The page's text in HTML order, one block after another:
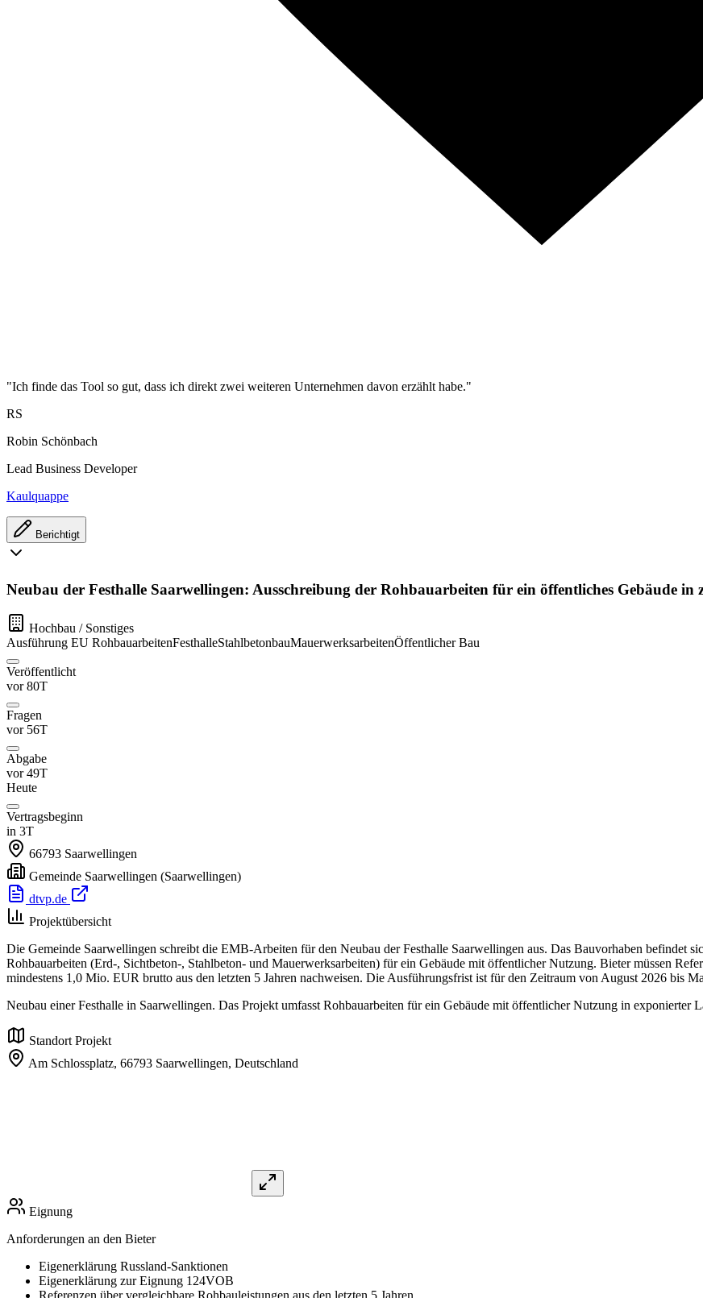
"Ich finde das Tool so gut, dass ich direkt zwei weiteren Unternehmen davon erzählt habe."
RS
Robin Schönbach
Lead Business Developer
Kaulquappe
Berichtigt
Neubau der Festhalle Saarwellingen: Ausschreibung der Rohbauarbeiten für ein öffentliches Gebäude in
Hochbau / Sonstiges
Ausführung EU RohbauarbeitenFesthalleStahlbetonbauMauerwerksarbeitenÖffentlicher Bau
Veröffentlicht
vor 80T
Fragen
vor 56T
Abgabe
vor 49T
Heute
Vertragsbeginn
in 3T
66793 Saarwellingen
Gemeinde Saarwellingen (Saarwellingen)
dtvp.de
Projektübersicht
Die Gemeinde Saarwellingen schreibt die EMB-Arbeiten für den Neubau der Festhalle Saarwellingen aus. Das Bauvorhaben befindet
Rohbauarbeiten (Erd-, Sichtbeton-, Stahlbeton- und Mauerwerksarbeiten) für ein Gebäude mit öffentlicher Nutzung. Bieter müssen
mindestens 1,0 Mio. EUR brutto aus den letzten 5 Jahren nachweisen. Die Ausführungsfrist ist für den Zeitraum von August 2026 bis
Neubau einer Festhalle in Saarwellingen. Das Projekt umfasst Rohbauarbeiten für ein Gebäude mit öffentlicher Nutzung in exponierter
Standort Projekt
Am Schlossplatz, 66793 Saarwellingen, Deutschland
Eignung
Anforderungen an den Bieter
Eigenerklärung Russland-Sanktionen
Eigenerklärung zur Eignung 124VOB